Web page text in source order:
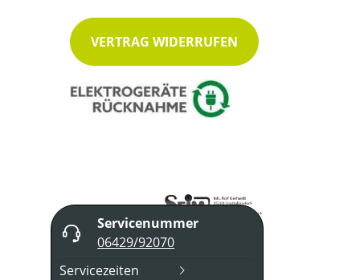
VERTRAG WIDERRUFEN
Servicenummer
06429/92070
Servicezeiten